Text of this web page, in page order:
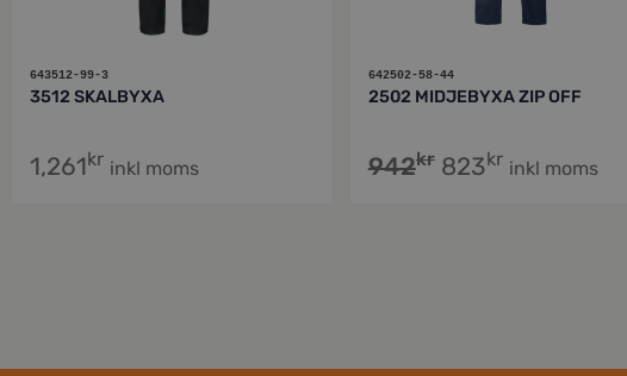
643512-99-3
3512 SKALBYXA
1,261kr inkl moms
642502-58-44
2502 MIDJEBYXA ZIP OFF
942kr 823kr inkl moms